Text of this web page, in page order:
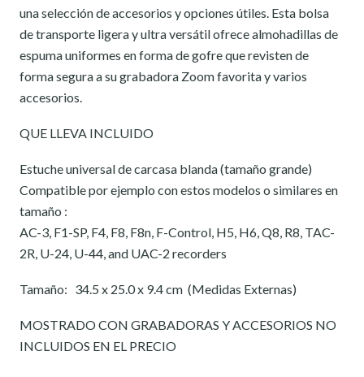
una selección de accesorios y opciones útiles. Esta bolsa
de transporte ligera y ultra versátil ofrece almohadillas de
espuma uniformes en forma de gofre que revisten de
forma segura a su grabadora Zoom favorita y varios
accesorios.
QUE LLEVA INCLUIDO
Estuche universal de carcasa blanda (tamaño grande)
Compatible por ejemplo con estos modelos o similares en
tamaño :
AC-3, F1-SP, F4, F8, F8n, F-Control, H5, H6, Q8, R8, TAC-
2R, U-24, U-44, and UAC-2 recorders
Tamaño: 34.5 x 25.0 x 9.4 cm (Medidas Externas)
MOSTRADO CON GRABADORAS Y ACCESORIOS NO
INCLUIDOS EN EL PRECIO